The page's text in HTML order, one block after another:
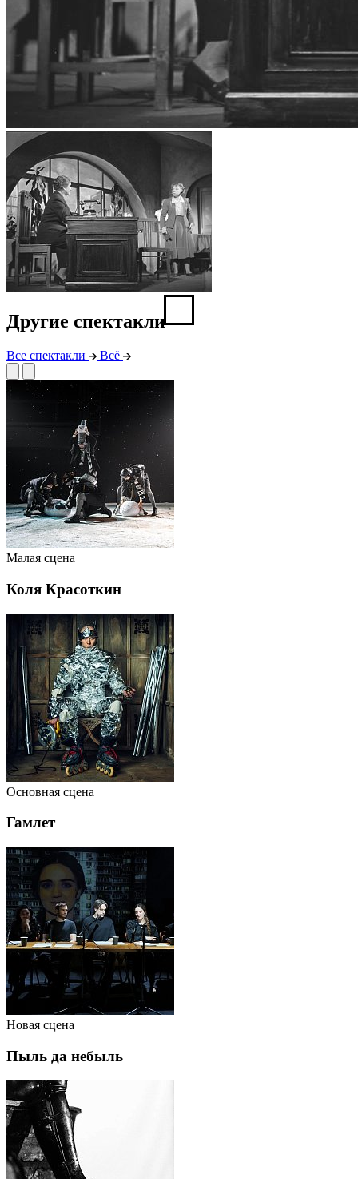
Другие спектакли
Все спектакли Всё
Малая сцена
Коля Красоткин
Основная сцена
Гамлет
Новая сцена
Пыль да небыль